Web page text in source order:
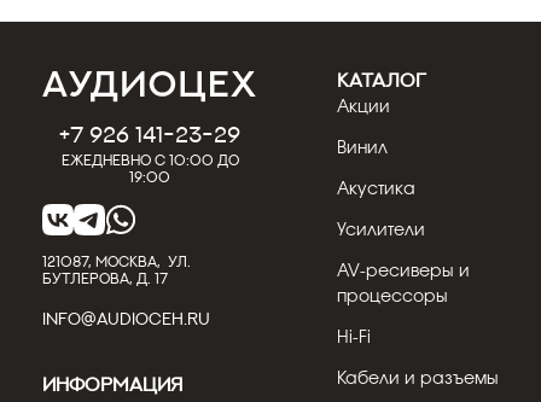
+7 926 141-23-29
Ежедневно с 10:00 до
19:00
121087, МОСКВА, УЛ.
БУТЛЕРОВА, Д. 17
INFO@AUDIOCEH.RU
КАТАЛОГ
Акции
Винил
Акустика
Усилители
AV-ресиверы и
процессоры
Hi-Fi
Кабели и разъемы
Информация